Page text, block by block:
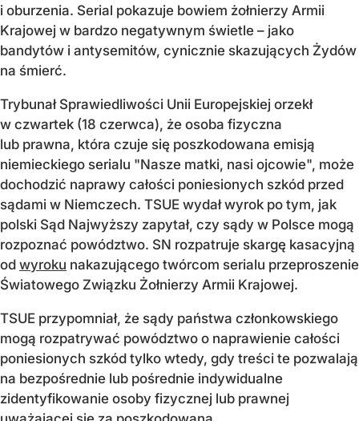
i oburzenia. Serial pokazuje bowiem żołnierzy Armii
Krajowej w bardzo negatywnym świetle – jako
bandytów i antysemitów, cynicznie skazujących Żydów
na śmierć.
Trybunał Sprawiedliwości Unii Europejskiej orzekł
w czwartek (18 czerwca), że osoba fizyczna
lub prawna, która czuje się poszkodowana emisją
niemieckiego serialu "Nasze matki, nasi ojcowie", może
dochodzić naprawy całości poniesionych szkód przed
sądami w Niemczech. TSUE wydał wyrok po tym, jak
polski Sąd Najwyższy zapytał, czy sądy w Polsce mogą
rozpoznać powództwo. SN rozpatruje skargę kasacyjną
od wyroku nakazującego twórcom serialu przeproszenie
Światowego Związku Żołnierzy Armii Krajowej.
TSUE przypomniał, że sądy państwa członkowskiego
mogą rozpatrywać powództwo o naprawienie całości
poniesionych szkód tylko wtedy, gdy treści te pozwalają
na bezpośrednie lub pośrednie indywidualne
zidentyfikowanie osoby fizycznej lub prawnej